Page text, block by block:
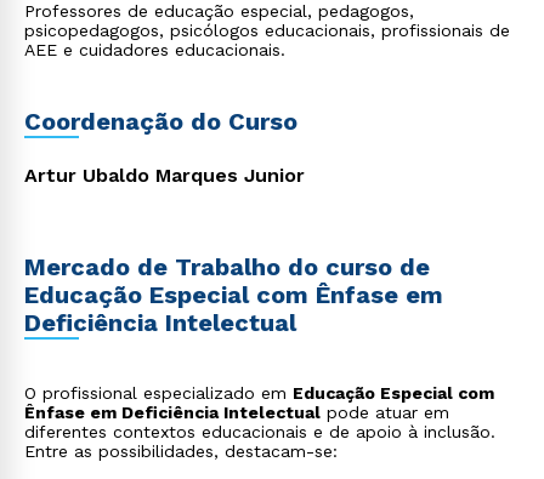
Professores de educação especial, pedagogos,
psicopedagogos, psicólogos educacionais, profissionais de
AEE e cuidadores educacionais.
Coordenação do Curso
Artur Ubaldo Marques Junior
Mercado de Trabalho do curso de
Educação Especial com Ênfase em
Deficiência Intelectual
O profissional especializado em Educação Especial com
Ênfase em Deficiência Intelectual pode atuar em
diferentes contextos educacionais e de apoio à inclusão.
Entre as possibilidades, destacam-se: